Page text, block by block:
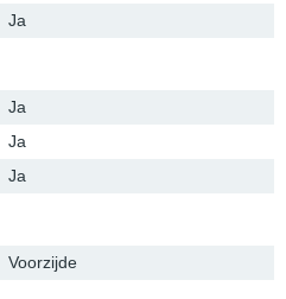
Ja
Ja
Ja
Ja
Voorzijde